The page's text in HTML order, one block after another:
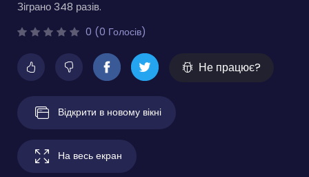
Зіграно 348 разів.
0 (0 Голосів)
Не працює?
Відкрити в новому вікні
На весь екран